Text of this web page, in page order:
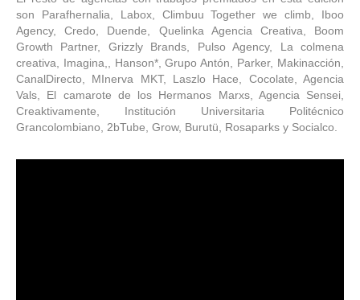
son Parafhernalia, Labox, Climbuu Together we climb, Iboo
Agency, Credo, Duende, Quelinka Agencia Creativa, Boom
Growth Partner, Grizzly Brands, Pulso Agency, La colmena
creativa, Imagina,, Hanson*, Grupo Antón, Parker, Makinacción,
CanalDirecto, MInerva MKT, Laszlo Hace, Cocolate, Agencia
Vals, El camarote de los Hermanos Marxs, Agencia Sensei,
Creaktivamente, Institución Universitaria Politécnico
Grancolombiano, 2bTube, Grow, Burutü, Rosaparks y Socialco.